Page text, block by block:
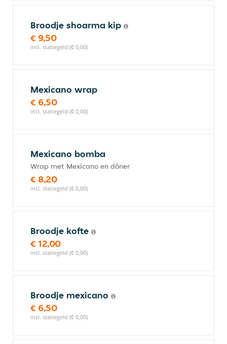
Broodje shoarma kip
€ 9,50
incl. statiegeld (€ 0,00)
Mexicano wrap
€ 6,50
incl. statiegeld (€ 0,00)
Mexicano bomba
Wrap met Mexicano en döner
€ 8,20
incl. statiegeld (€ 0,00)
Broodje kofte
€ 12,00
incl. statiegeld (€ 0,00)
Broodje mexicano
€ 6,50
incl. statiegeld (€ 0,00)